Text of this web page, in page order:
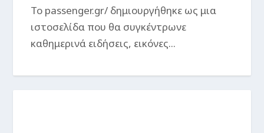
Το passenger.gr/ δημιουργήθηκε ως μια
ιστοσελίδα που θα συγκέντρωνε
καθημερινά ειδήσεις, εικόνες...